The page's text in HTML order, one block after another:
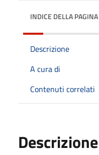
INDICE DELLA PAGINA
Descrizione
A cura di
Contenuti correlati
Descrizione